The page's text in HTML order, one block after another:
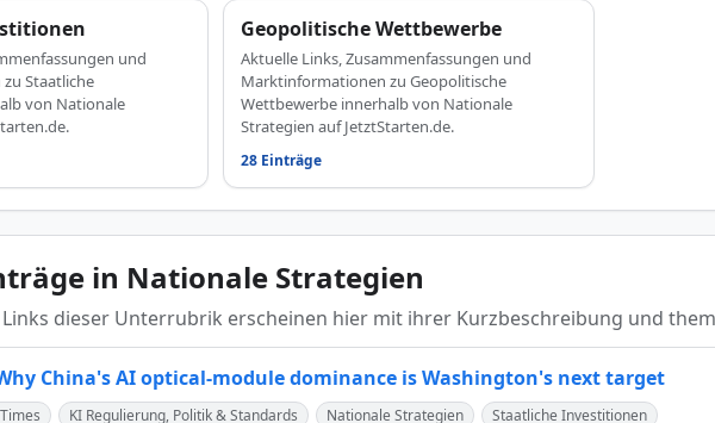
und
Staatliche
von Nationale
Geopolitische Wettbewerbe
Aktuelle Links, Zusammenfassungen und
Marktinformationen zu Geopolitische
Wettbewerbe innerhalb von Nationale
Strategien auf JetztStarten.de.
28 Einträge
in Nationale Strategien
dieser Unterrubrik erscheinen hier mit ihrer Kurzbeschreibung und
China's AI optical-module dominance is Washington's next target
KI Regulierung, Politik & Standards Nationale Strategien Staatliche Investitionen